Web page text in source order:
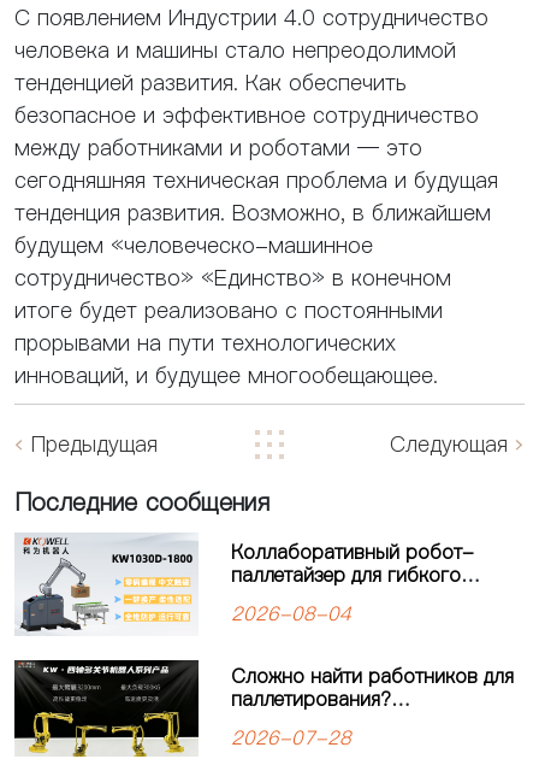
С появлением Индустрии 4.0 сотрудничество
человека и машины стало непреодолимой
тенденцией развития. Как обеспечить
безопасное и эффективное сотрудничество
между работниками и роботами — это
сегодняшняя техническая проблема и будущая
тенденция развития. Возможно, в ближайшем
будущем «человеческо-машинное
сотрудничество» «Единство» в конечном
итоге будет реализовано с постоянными
прорывами на пути технологических
инноваций, и будущее многообещающее.
Предыдущая Следующая
Последние сообщения
Коллаборативный робот-
паллетайзер для гибкого
современных
2026-08-04
Сложно найти работников для
паллетирования?
паллетайзер KEWEI
2026-07-28